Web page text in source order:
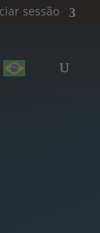
sessão